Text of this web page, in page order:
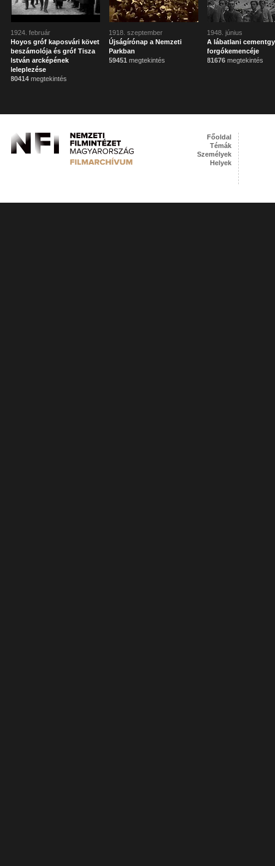
1924. február
Hoyos gróf kaposvári követ
beszámolója és gróf Tisza
István arcképének
leleplezése
80414 megtekintés
1918. szeptember
Újságírónap a Nemzeti
Parkban
59451 megtekintés
1948. június
A lábatlani
forgókemencéje
81676 megtekintés
Főoldal
Témák
Személyek
Helyek